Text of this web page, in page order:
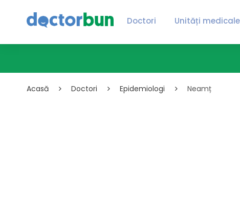
Doctori Unități medicale
Acasă Doctori Epidemiologi Neamț